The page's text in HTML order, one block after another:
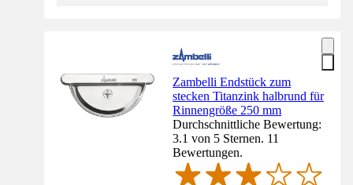
Zambelli Endstück zum
stecken Titanzink halbrund für
Rinnengröße 250 mm
Durchschnittliche Bewertung:
3.1 von 5 Sternen. 11
Bewertungen.